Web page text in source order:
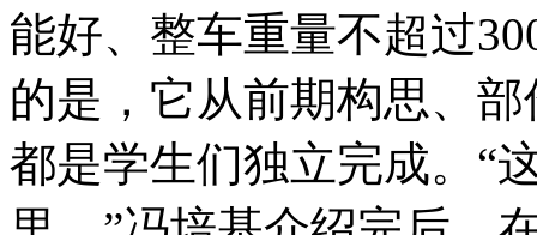
能好、整车重量不超过
的是，它从前期构思、
都是学生们独立完成。“